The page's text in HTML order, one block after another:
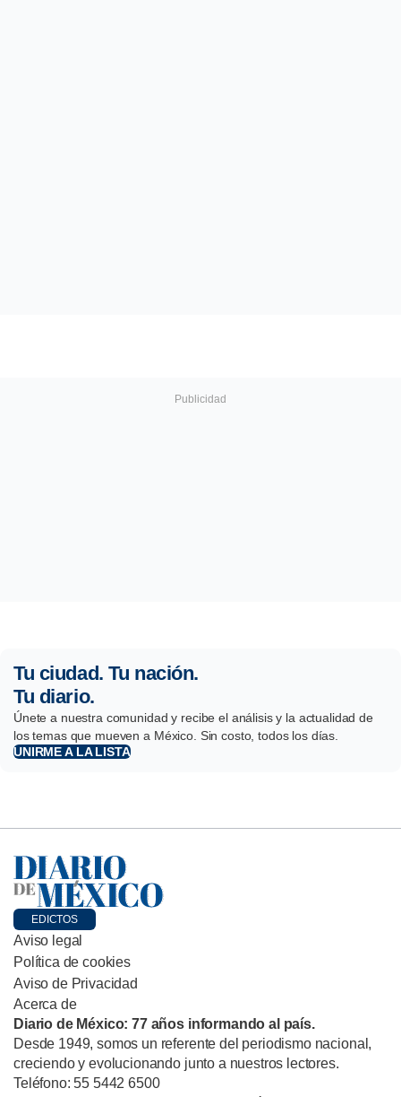
Tu ciudad. Tu nación.
Tu diario.
Únete a nuestra comunidad y recibe el análisis y la actualidad de
los temas que mueven a México. Sin costo, todos los días.
UNIRME A LA LISTA
EDICTOS
Aviso legal
Política de cookies
Aviso de Privacidad
Acerca de
Diario de México: 77 años informando al país.
Desde 1949, somos un referente del periodismo nacional,
creciendo y evolucionando junto a nuestros lectores.
Teléfono: 55 5442 6500